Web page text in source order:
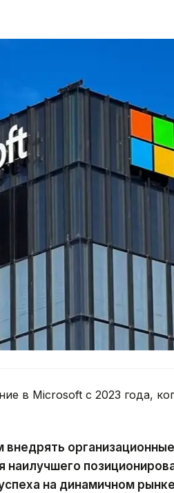
в Microsoft с 2023 года,
организационные
на динамичном